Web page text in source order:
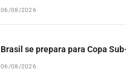
06/08/2026
Brasil se prepara para Copa
06/08/2026